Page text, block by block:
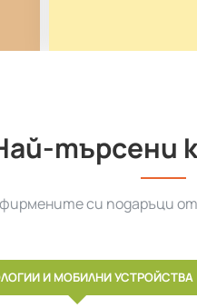
търсени
си подаръци
И МОБИЛНИ УСТРОЙСТВА